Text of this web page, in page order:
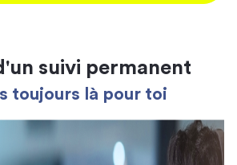
suivi permanent
toujours là pour toi